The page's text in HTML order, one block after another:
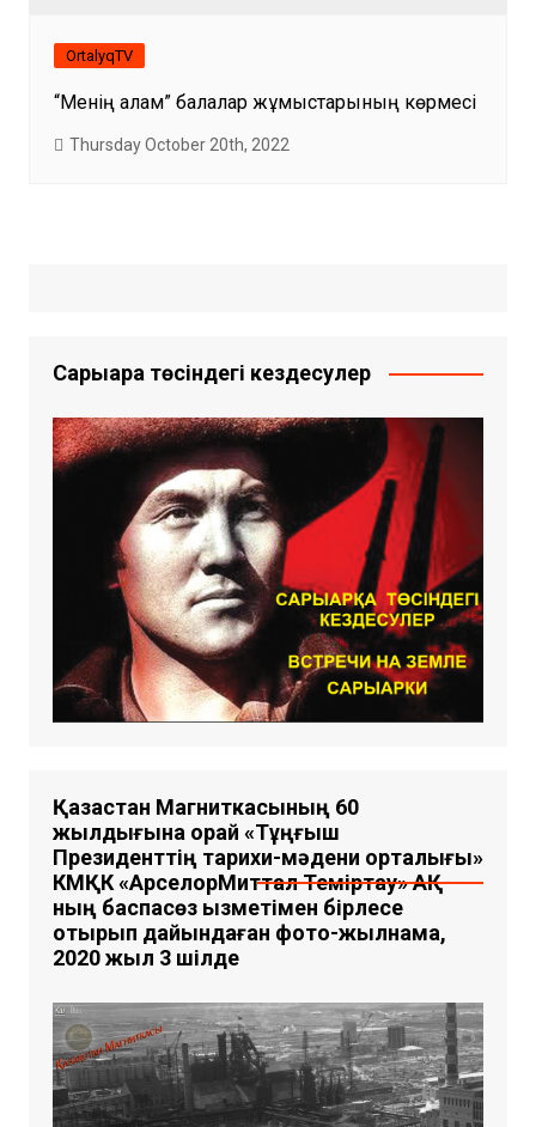
OrtalyqTV
“Менің қалам” балалар жұмыстарының көрмесі
Thursday October 20th, 2022
Сарыарқа төсіндегі кездесулер
Қазақстан Магниткасының 60
жылдығына орай «Тұңғыш
Президенттің тарихи-мәдени орталығы»
КМҚК «АрселорМиттал Теміртау» АҚ-
ның баспасөз қызметімен бірлесе
отырып дайындаған фото-жылнама,
2020 жыл 3 шілде